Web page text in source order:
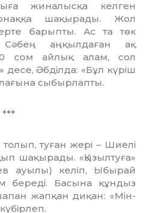
жи­на­лыс­қа келген
шақырады. Жол
барыпты. Ас та төк
Сәбең аңқылдаған ақ
сом айлық алам, сол
десе, Әбділда: «Бұл күріш
сыбырлапты.
***
туған жері – Шиелі
шақырады. «Қызылтуға»
ауылы) келіп, Ыбырай
береді. Басына құндыз
жапқан диқан: «Мін­